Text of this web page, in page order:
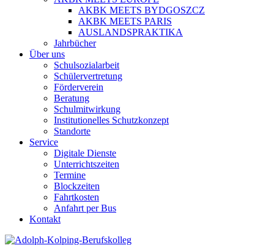
AKBK MEETS BYDGOSZCZ
AKBK MEETS PARIS
AUSLANDSPRAKTIKA
Jahrbücher
Über uns
Schulsozialarbeit
Schülervertretung
Förderverein
Beratung
Schulmitwirkung
Institutionelles Schutzkonzept
Standorte
Service
Digitale Dienste
Unterrichtszeiten
Termine
Blockzeiten
Fahrtkosten
Anfahrt per Bus
Kontakt